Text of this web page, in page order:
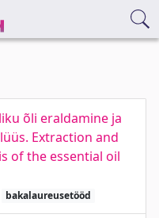
õli eraldamine ja
Extraction and
of the essential oil
bakalaureusetööd